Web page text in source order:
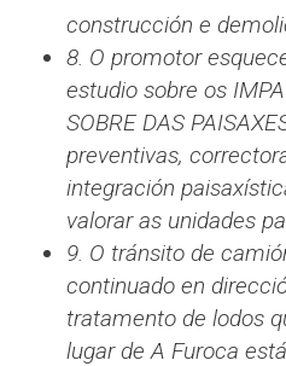
construcción e
8. O promotor
estudio sobre os
SOBRE DAS
preventivas,
integración
valorar as unidades
9. O tránsito de
continuado en
tratamento de lodos
lugar de A Furoca